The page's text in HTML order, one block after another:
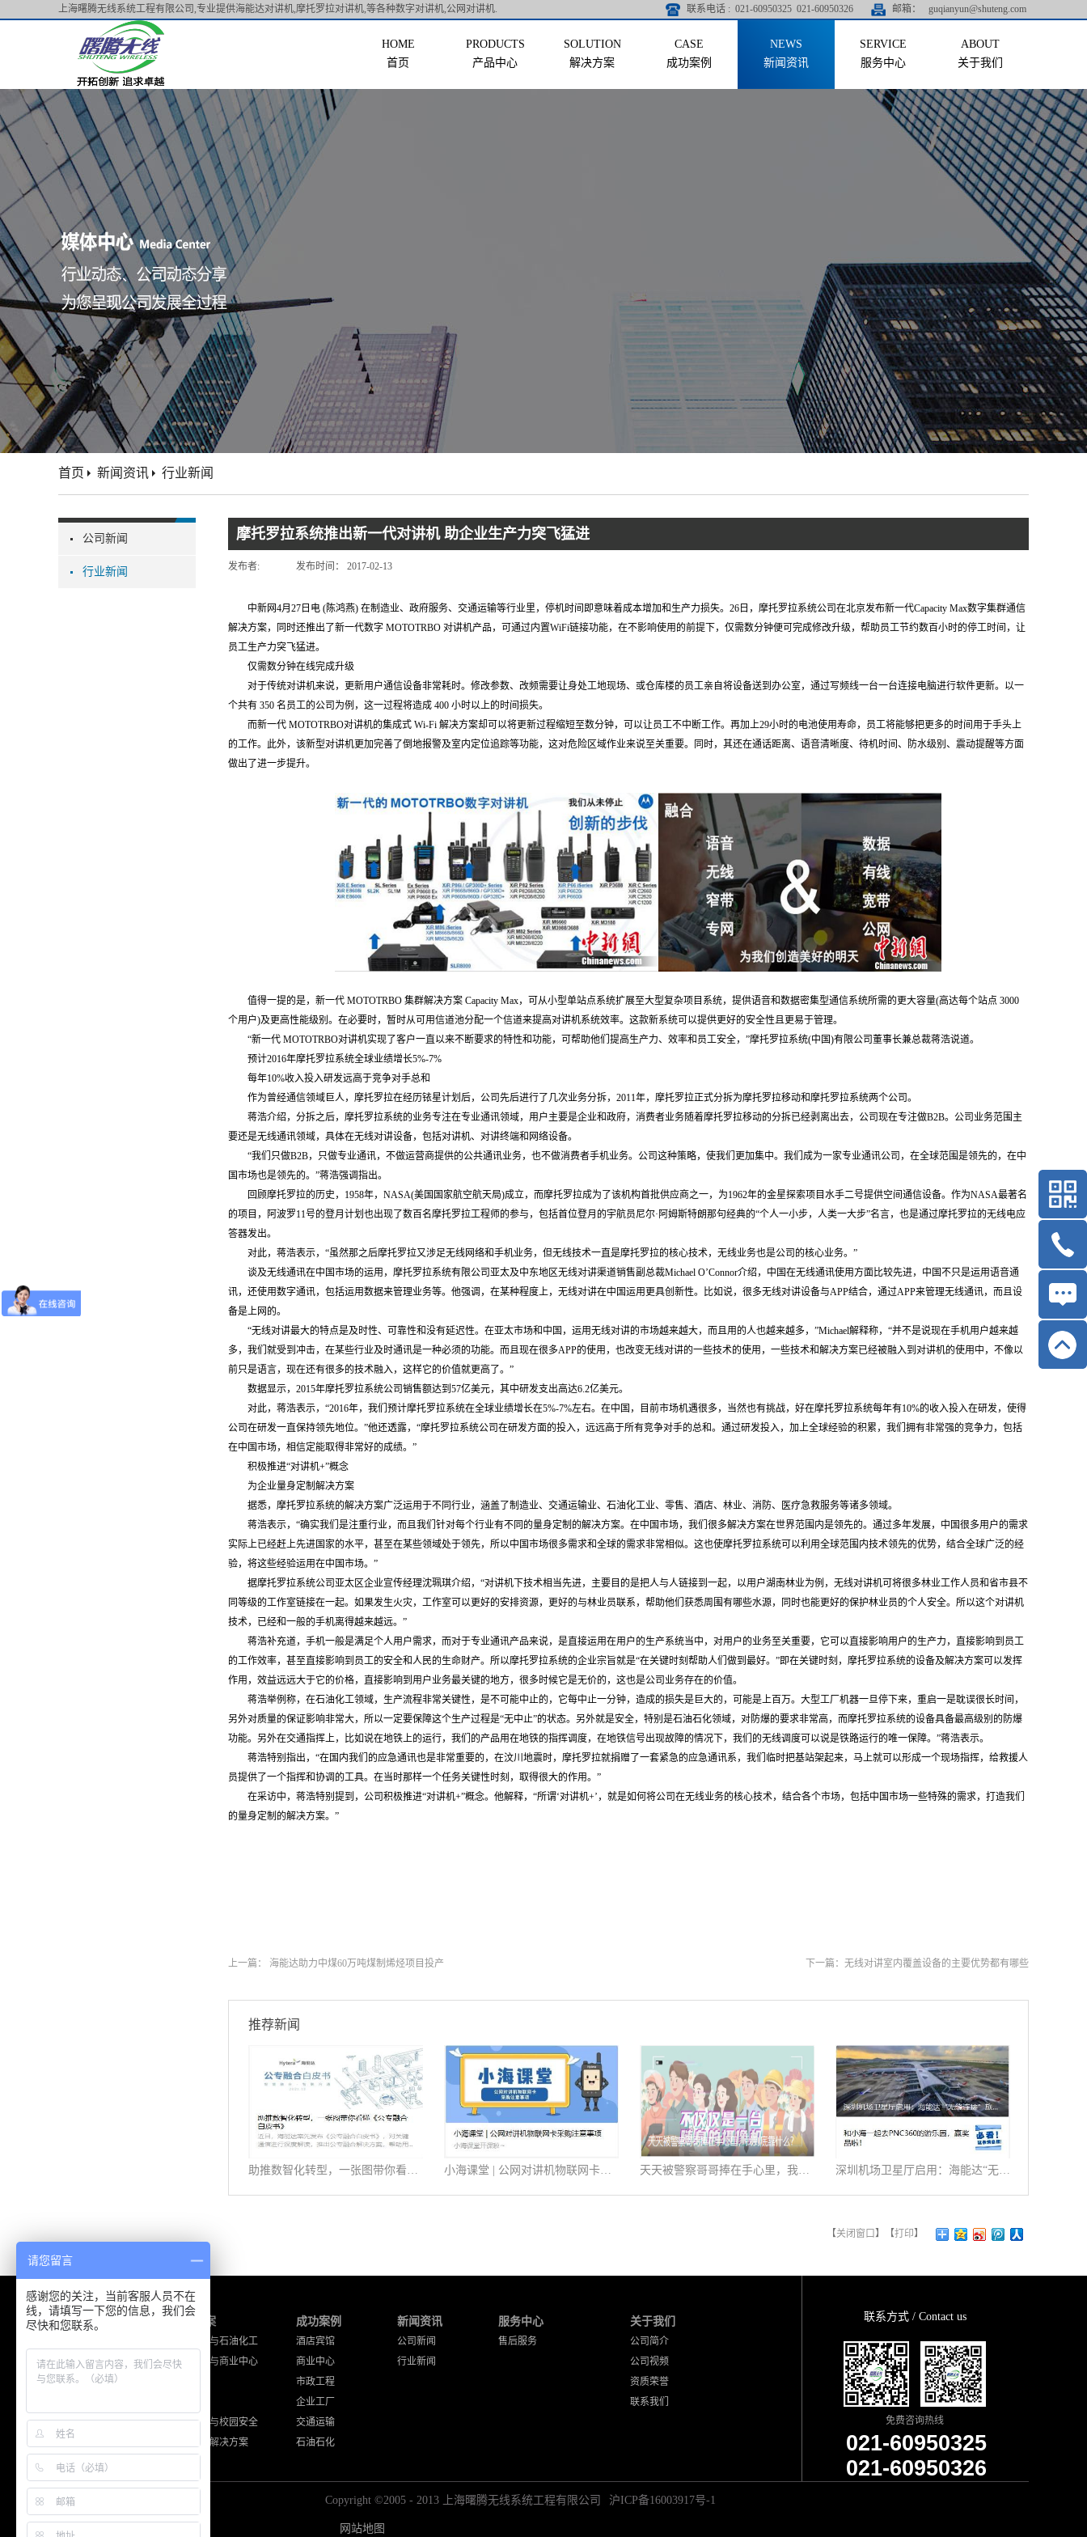
上海曙腾无线系统工程有限公司,专业提供海能达对讲机,摩托罗拉对讲机,等各种数字对讲机,公网对讲机. 联系电话 : 021-60950325 021-60950326 邮箱： guqianyun@shuteng.com
首页 产品中心 解决方案 成功案例 新闻资讯 服务中心 关于我们
公司新闻
行业新闻
首页 新闻资讯 行业新闻
摩托罗拉系统推出新一代对讲机 助企业生产力突飞猛进
发布者: 发布时间： 2017-02-13
中新网4月27日电 (陈鸿燕) 在制造业、政府服务、交通运输等行业里，停机时间即意味着成本增加和生产力损失。26日，摩托罗拉系统公司在北京发布新一代Capacity Max数字集群通信
解决方案，同时还推出了新一代数字 MOTOTRBO 对讲机产品，可通过内置WiFi链接功能，在不影响使用的前提下，仅需数分钟便可完成修改升级，帮助员工节约数百小时的停工时间，让
员工生产力突飞猛进。
仅需数分钟在线完成升级
对于传统对讲机来说，更新用户通信设备非常耗时。修改参数、改频需要让身处工地现场、或仓库楼的员工亲自将设备送到办公室，通过写频线一台一台连接电脑进行软件更新。以一
个共有 350 名员工的公司为例，这一过程将造成 400 小时以上的时间损失。
而新一代 MOTOTRBO对讲机的集成式 Wi-Fi 解决方案却可以将更新过程缩短至数分钟，可以让员工不中断工作。再加上29小时的电池使用寿命，员工将能够把更多的时间用于手头上
的工作。此外，该新型对讲机更加完善了倒地报警及室内定位追踪等功能，这对危险区域作业来说至关重要。同时，其还在通话距离、语音清晰度、待机时间、防水级别、震动提醒等方面
做出了进一步提升。
值得一提的是，新一代 MOTOTRBO 集群解决方案 Capacity Max，可从小型单站点系统扩展至大型复杂项目系统，提供语音和数据密集型通信系统所需的更大容量(高达每个站点 3000
个用户)及更高性能级别。在必要时，暂时从可用信道池分配一个信道来提高对讲机系统效率。这款新系统可以提供更好的安全性且更易于管理。
“新一代 MOTOTRBO对讲机实现了客户一直以来不断要求的特性和功能，可帮助他们提高生产力、效率和员工安全，”摩托罗拉系统(中国)有限公司董事长兼总裁蒋浩说道。
预计2016年摩托罗拉系统全球业绩增长5%-7%
每年10%收入投入研发远高于竞争对手总和
作为曾经通信领域巨人，摩托罗拉在经历铱星计划后，公司先后进行了几次业务分拆，2011年，摩托罗拉正式分拆为摩托罗拉移动和摩托罗拉系统两个公司。
蒋浩介绍，分拆之后，摩托罗拉系统的业务专注在专业通讯领域，用户主要是企业和政府，消费者业务随着摩托罗拉移动的分拆已经剥离出去，公司现在专注做B2B。公司业务范围主
要还是无线通讯领域，具体在无线对讲设备，包括对讲机、对讲终端和网络设备。
“我们只做B2B，只做专业通讯，不做运营商提供的公共通讯业务，也不做消费者手机业务。公司这种策略，使我们更加集中。我们成为一家专业通讯公司，在全球范围是领先的，在中
国市场也是领先的。”蒋浩强调指出。
回顾摩托罗拉的历史，1958年，NASA(美国国家航空航天局)成立，而摩托罗拉成为了该机构首批供应商之一，为1962年的金星探索项目水手二号提供空间通信设备。作为NASA最著名
的项目，阿波罗11号的登月计划也出现了数百名摩托罗拉工程师的参与，包括首位登月的宇航员尼尔·阿姆斯特朗那句经典的“个人一小步，人类一大步”名言，也是通过摩托罗拉的无线电应
答器发出。
对此，蒋浩表示，“虽然那之后摩托罗拉又涉足无线网络和手机业务，但无线技术一直是摩托罗拉的核心技术，无线业务也是公司的核心业务。”
谈及无线通讯在中国市场的运用，摩托罗拉系统有限公司亚太及中东地区无线对讲渠道销售副总裁Michael O’Connor介绍，中国在无线通讯使用方面比较先进，中国不只是运用语音通
讯，还使用数字通讯，包括运用数据来管理业务等。他强调，在某种程度上，无线对讲在中国运用更具创新性。比如说，很多无线对讲设备与APP结合，通过APP来管理无线通讯，而且设
备是上网的。
“无线对讲最大的特点是及时性、可靠性和没有延迟性。在亚太市场和中国，运用无线对讲的市场越来越大，而且用的人也越来越多，”Michael解释称，“并不是说现在手机用户越来越
多，我们就受到冲击，在某些行业及时通讯是一种必须的功能。而且现在很多APP的使用，也改变无线对讲的一些技术的使用，一些技术和解决方案已经被融入到对讲机的使用中，不像以
前只是语言，现在还有很多的技术融入，这样它的价值就更高了。”
数据显示，2015年摩托罗拉系统公司销售额达到57亿美元，其中研发支出高达6.2亿美元。
对此，蒋浩表示，“2016年，我们预计摩托罗拉系统在全球业绩增长在5%-7%左右。在中国，目前市场机遇很多，当然也有挑战，好在摩托罗拉系统每年有10%的收入投入在研发，使得
公司在研发一直保持领先地位。”他还透露，“摩托罗拉系统公司在研发方面的投入，远远高于所有竞争对手的总和。通过研发投入，加上全球经验的积累，我们拥有非常强的竞争力，包括
在中国市场，相信定能取得非常好的成绩。”
积极推进“对讲机+”概念
为企业量身定制解决方案
据悉，摩托罗拉系统的解决方案广泛运用于不同行业，涵盖了制造业、交通运输业、石油化工业、零售、酒店、林业、消防、医疗急救服务等诸多领域。
蒋浩表示，“确实我们是注重行业，而且我们针对每个行业有不同的量身定制的解决方案。在中国市场，我们很多解决方案在世界范围内是领先的。通过多年发展，中国很多用户的需求
实际上已经赶上先进国家的水平，甚至在某些领域处于领先，所以中国市场很多需求和全球的需求非常相似。这也使摩托罗拉系统可以利用全球范围内技术领先的优势，结合全球广泛的经
验，将这些经验运用在中国市场。”
据摩托罗拉系统公司亚太区企业宣传经理沈珮琪介绍，“对讲机下技术相当先进，主要目的是把人与人链接到一起，以用户湖南林业为例，无线对讲机可将很多林业工作人员和省市县不
同等级的工作室链接在一起。如果发生火灾，工作室可以更好的安排资源，更好的与林业员联系，帮助他们获悉周围有哪些水源，同时也能更好的保护林业员的个人安全。所以这个对讲机
技术，已经和一般的手机离得越来越远。”
蒋浩补充道，手机一般是满足个人用户需求，而对于专业通讯产品来说，是直接运用在用户的生产系统当中，对用户的业务至关重要，它可以直接影响用户的生产力，直接影响到员工
的工作效率，甚至直接影响到员工的安全和人民的生命财产。所以摩托罗拉系统的企业宗旨就是“在关键时刻帮助人们做到最好。”即在关键时刻，摩托罗拉系统的设备及解决方案可以发挥
作用，效益远远大于它的价格，直接影响到用户业务最关键的地方，很多时候它是无价的，这也是公司业务存在的价值。
蒋浩举例称，在石油化工领域，生产流程非常关键性，是不可能中止的，它每中止一分钟，造成的损失是巨大的，可能是上百万。大型工厂机器一旦停下来，重启一是耽误很长时间，
另外对质量的保证影响非常大，所以一定要保障这个生产过程是“无中止”的状态。另外就是安全，特别是石油石化领域，对防爆的要求非常高，而摩托罗拉系统的设备具备最高级别的防爆
功能。另外在交通指挥上，比如说在地铁上的运行，我们的产品用在地铁的指挥调度，在地铁信号出现故障的情况下，我们的无线调度可以说是铁路运行的唯一保障。”蒋浩表示。
蒋浩特别指出，“在国内我们的应急通讯也是非常重要的，在汶川地震时，摩托罗拉就捐赠了一套紧急的应急通讯系，我们临时把基站架起来，马上就可以形成一个现场指挥，给救援人
员提供了一个指挥和协调的工具。在当时那样一个任务关键性时刻，取得很大的作用。”
在采访中，蒋浩特别提到，公司积极推进“对讲机+”概念。他解释，“所谓‘对讲机+’，就是如何将公司在无线业务的核心技术，结合各个市场，包括中国市场一些特殊的需求，打造我们
的量身定制的解决方案。”
上一篇： 海能达助力中煤60万吨煤制烯烃项目投产 下一篇： 无线对讲室内覆盖设备的主要优势都有哪些
推荐新闻
助推数智化转型，一张图带你看懂《公专融合白皮书》 小海课堂 | 公网对讲机物联网卡采购注意事项 天天被警察哥哥捧在手心里，我到底靠什么？ 深圳机场卫星厅启用：海能达“无缝连接”旅客行程
【关闭窗口 】【打印】
产品中心
摩托罗拉产品
通讯工程设备
解决方案
工厂企业与石油化工
酒店宾馆与商业中心
住宅小区与校园安全
其他应用解决方案
成功案例
酒店宾馆
商业中心
市政工程
企业工厂
交通运输
石油石化
新闻资讯
公司新闻
行业新闻
服务中心
售后服务
关于我们
公司简介
公司视频
资质荣誉
联系我们
联系方式 / Contact us
免费咨询热线
021-60950325
021-60950326
Copyright ©2005 - 2013 上海曙腾无线系统工程有限公司 沪ICP备16003917号-1
网站地图
请您留言
感谢您的关注，当前客服人员不在
线，请填写一下您的信息，我们会
尽快和您联系。